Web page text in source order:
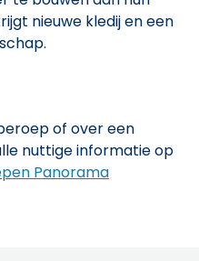
nieuwe kledij en een
of over een
nuttige informatie op
Panorama